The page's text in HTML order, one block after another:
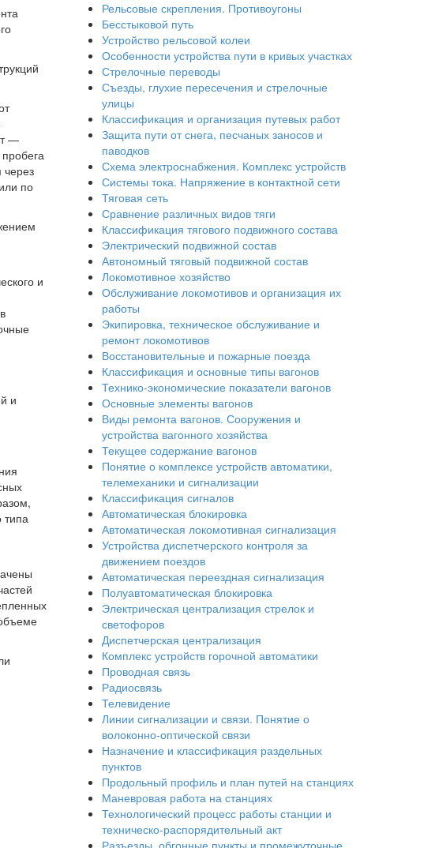
—
по
и
и
типа
Рельсовые скрепления. Противоугоны
Бесстыковой путь
Устройство рельсовой колеи
Особенности устройства пути в кривых участках
Стрелочные переводы
Съезды, глухие пересечения и стрелочные
улицы
Классификация и организация путевых работ
Защита пути от снега, песчаных заносов и
паводков
Схема электроснабжения. Комплекс устройств
Системы тока. Напряжение в контактной сети
Тяговая сеть
Сравнение различных видов тяги
Классификация тягового подвижного состава
Электрический подвижной состав
Автономный тяговый подвижной состав
Локомотивное хозяйство
Обслуживание локомотивов и организация их
работы
Экипировка, техническое обслуживание и
ремонт локомотивов
Восстановительные и пожарные поезда
Классификация и основные типы вагонов
Технико-экономические показатели вагонов
Основные элементы вагонов
Виды ремонта вагонов. Сооружения и
устройства вагонного хозяйства
Текущее содержание вагонов
Понятие о комплексе устройств автоматики,
телемеханики и сигнализации
Классификация сигналов
Автоматическая блокировка
Автоматическая локомотивная сигнализация
Устройства диспетчерского контроля за
движением поездов
Автоматическая переездная сигнализация
Полуавтоматическая блокировка
Электрическая централизация стрелок и
светофоров
Диспетчерская централизация
Комплекс устройств горочной автоматики
Проводная связь
Радиосвязь
Телевидение
Линии сигнализации и связи. Понятие о
волоконно-оптической связи
Назначение и классификация раздельных
пунктов
Продольный профиль и план путей на станциях
Маневровая работа на станциях
Технологический процесс работы станции и
техническо-распорядительный акт
Разъезды, обгонные пункты и промежуточные